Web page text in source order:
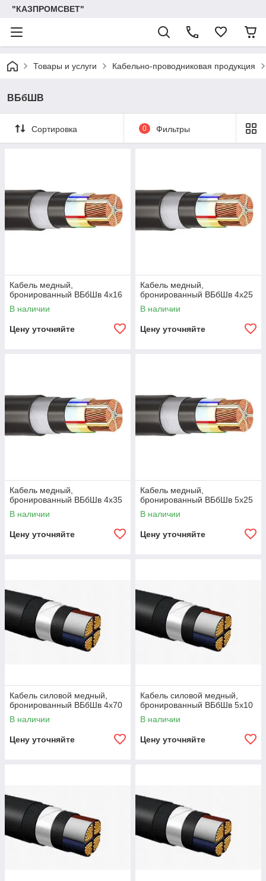
"КАЗПРОМСВЕТ"
Товары и услуги Кабельно-проводниковая продукция
ВБбШВ
Сортировка 0 Фильтры
Кабель медный,
бронированный ВБбШв 4х16
В наличии
Цену уточняйте
Кабель медный,
бронированный ВБбШв 4х25
В наличии
Цену уточняйте
Кабель медный,
бронированный ВБбШв 4х35
В наличии
Цену уточняйте
Кабель медный,
бронированный ВБбШв 5х25
В наличии
Цену уточняйте
Кабель силовой медный,
бронированный ВБбШв 4х70
В наличии
Цену уточняйте
Кабель силовой медный,
бронированный ВБбШв 5х10
В наличии
Цену уточняйте